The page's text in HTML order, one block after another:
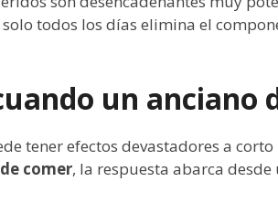
todos los días elimina el
un anciano
tener efectos devastadores a
comer, la respuesta abarca